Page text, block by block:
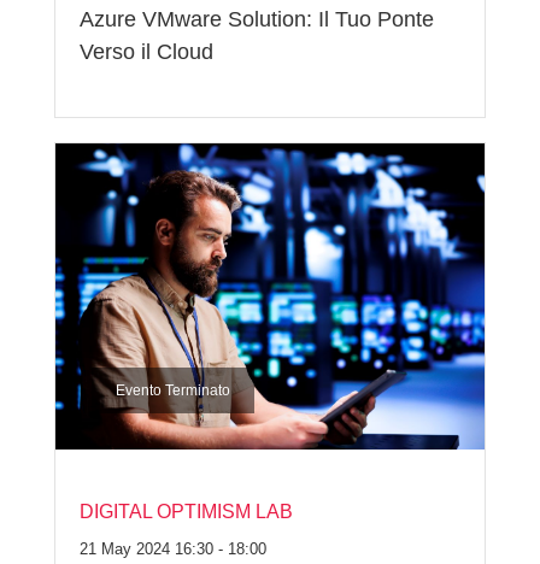
Azure VMware Solution: Il Tuo Ponte
Verso il Cloud
Evento Terminato
DIGITAL OPTIMISM LAB
21 May 2024 16:30 - 18:00